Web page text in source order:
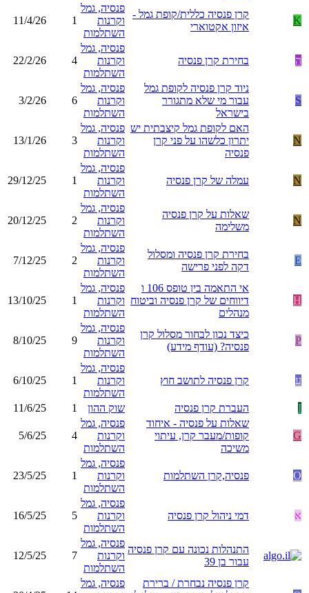
K
קרן פנסיה כללית/קופת גמל -
איזון אקטוארי
פנסיה, גמל
וקרנות
השתלמות
1
11/4/26
ה בחירת קרן פנסיה
פנסיה, גמל
וקרנות
השתלמות
4
22/2/26
S
ניוד קרן פנסיה לקופת גמל
עבור מי שלא מתגורר
בישראל
פנסיה, גמל
וקרנות
השתלמות
6
3/2/26
N
האם לקופת גמל קיצבתית יש
יתרון כלשהו על פני קרן
פנסיה
פנסיה, גמל
וקרנות
השתלמות
3
13/1/26
N עמלה של קרן פנסיה
פנסיה, גמל
וקרנות
השתלמות
1
29/12/25
N
שאלות על קרן פנסיה
משלימה
פנסיה, גמל
וקרנות
השתלמות
2
20/12/25
E
בחירת קרן פנסיה ומסלול
דקה לפני פרישה
פנסיה, גמל
וקרנות
השתלמות
2
7/12/25
H
אי התאמה בין טופס 106 ו
דיווחים של קרן פנסיה וביטוח
מנהלים
פנסיה, גמל
וקרנות
השתלמות
1
13/10/25
P
כיצד נכון לבחור מסלול קרן
פנסיה? (עודף מידע)
פנסיה, גמל
וקרנות
השתלמות
9
8/10/25
ע קרן פנסיה לתושב חוץ
פנסיה, גמל
וקרנות
השתלמות
1
6/10/25
I העברת קרן פנסיה שוק ההון 1
11/6/25
G
שאלות על פנסיה - איחוד
קופות/מעבר קרן, עיתוי
משיכה
פנסיה, גמל
וקרנות
השתלמות
4
5/6/25
O פנסיה,קרן השתלמות
פנסיה, גמל
וקרנות
השתלמות
1
23/5/25
א דמי ניהול קרן פנסיה
פנסיה, גמל
וקרנות
השתלמות
5
16/5/25
התנהלות נכונה עם קרן פנסיה
עבור בן 39
פנסיה, גמל
וקרנות
השתלמות
7
12/5/25
קרן פנסיה נבחרת / ברירת
פנסיה, גמל